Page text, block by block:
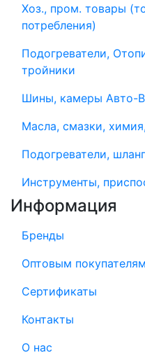
Хоз., пром. товары
потребления)
Подогреватели,
тройники
Шины, камеры Авто-
Масла, смазки,
Подогреватели,
Инструменты,
Информация
Бренды
Оптовым покупателям
Сертификаты
Контакты
О нас